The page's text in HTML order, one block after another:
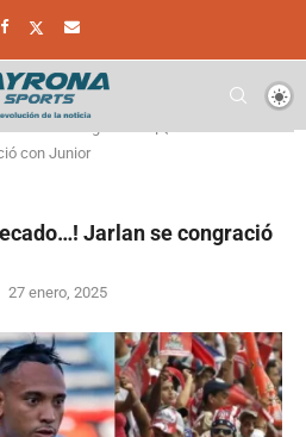
con Junior
Jarlan se congració
27 enero, 2025